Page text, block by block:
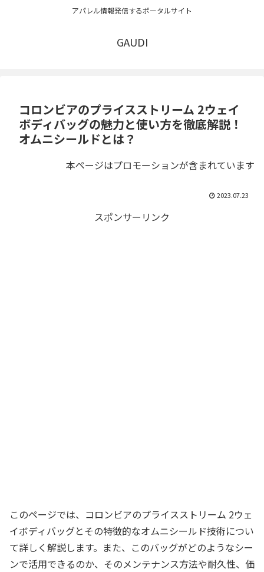
アパレル情報発信するポータルサイト
GAUDI
コロンビアのプライスストリーム 2ウェイ
ボディバッグの魅力と使い方を徹底解説！
オムニシールドとは？
本ページはプロモーションが含まれています
2023.07.23
スポンサーリンク
このページでは、コロンビアのプライスストリーム 2ウェ
イボディバッグとその特徴的なオムニシールド技術につい
て詳しく解説します。また、このバッグがどのようなシー
ンで活用できるのか、そのメンテナンス方法や耐久性、価